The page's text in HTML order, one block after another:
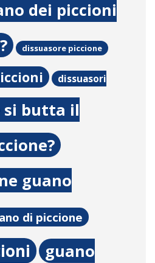
dei piccioni
dissuasore piccione
dissuasori
si butta il
guano
di piccione
guano